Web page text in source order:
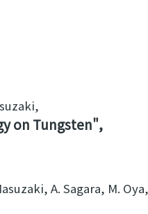
on Tungsten
A. Sagara, M.